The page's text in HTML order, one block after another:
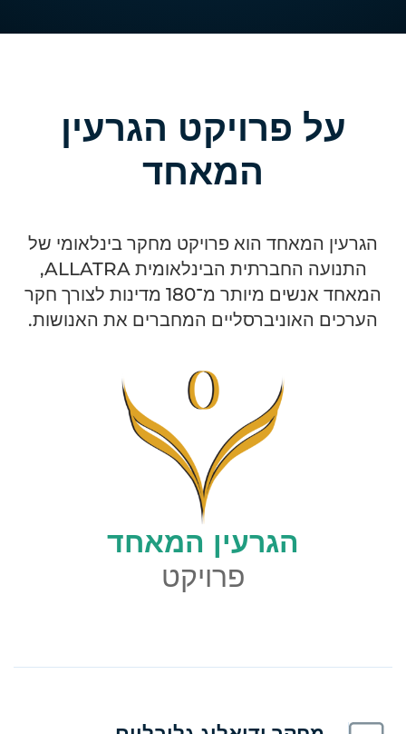
על פרויקט הגרעין
המאחד
הגרעין המאחד הוא פרויקט מחקר בינלאומי של
התנועה החברתית הבינלאומית ALLATRA,
המאחד אנשים מיותר מ־180 מדינות לצורך חקר
הערכים האוניברסליים המחברים את האנושות.
הגרעין המאחד
פרויקט